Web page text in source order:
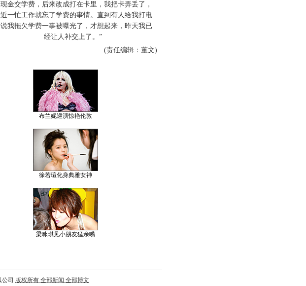
金交学费，后来改成打在卡里，我把卡弄丢了，
一忙工作就忘了学费的事情。直到有人给我打电
我拖欠学费一事被曝光了，才想起来，昨天我已
经让人补交上了。”
(责任编辑：董文)
布兰妮巡演惊艳伦敦
徐若瑄化身典雅女神
梁咏琪见小朋友猛亲嘴
公司 版权所有 全部新闻 全部博文